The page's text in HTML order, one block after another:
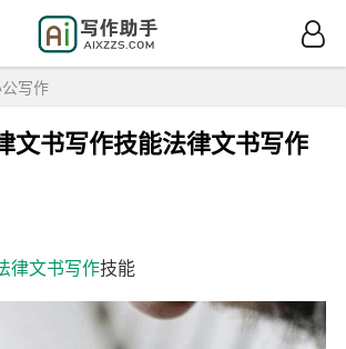
写作
文书写作技能法律文书写作
律文书写作技能